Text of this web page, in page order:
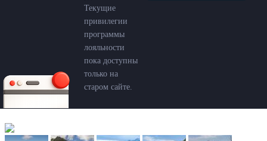
Текущие
привилегии
программы
лояльности
пока доступны
только на
старом сайте.